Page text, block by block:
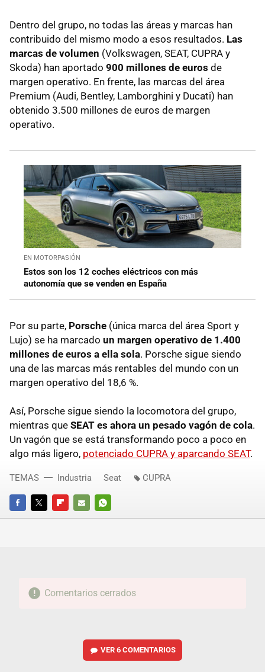
Dentro del grupo, no todas las áreas y marcas han
contribuido del mismo modo a esos resultados. Las
marcas de volumen (Volkswagen, SEAT, CUPRA y
Skoda) han aportado 900 millones de euros de
margen operativo. En frente, las marcas del área
Premium (Audi, Bentley, Lamborghini y Ducati) han
obtenido 3.500 millones de euros de margen
operativo.
EN MOTORPASIÓN
Estos son los 12 coches eléctricos con más
autonomía que se venden en España
Por su parte, Porsche (única marca del área Sport y
Lujo) se ha marcado un margen operativo de 1.400
millones de euros a ella sola. Porsche sigue siendo
una de las marcas más rentables del mundo con un
margen operativo del 18,6 %.
Así, Porsche sigue siendo la locomotora del grupo,
mientras que SEAT es ahora un pesado vagón de cola.
Un vagón que se está transformando poco a poco en
algo más ligero, potenciado CUPRA y aparcando SEAT.
FACEBOOKTWITTERFLIPBOARD
E-
WHATSAPP
TEMAS Industria Seat CUPRA
Comentarios cerrados
VER6 COMENTARIOS